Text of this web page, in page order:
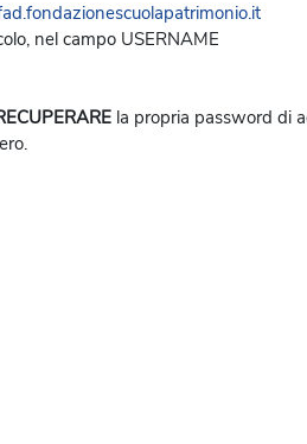
nel campo USERNAME
la propria password di